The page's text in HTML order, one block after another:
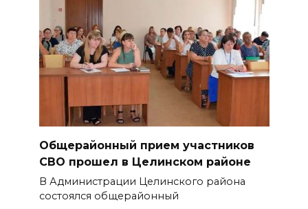
Общерайонный прием участников
СВО прошел в Целинском районе
В Администрации Целинского района
состоялся общерайонный